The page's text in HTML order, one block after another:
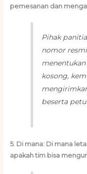
pemesanan dan
Pihak
nomor resmi
kosong,
beserta
5. Di mana: Di mana
apakah tim bisa